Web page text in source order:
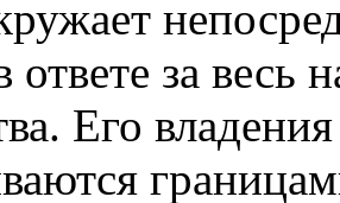
ответе за весь
Его